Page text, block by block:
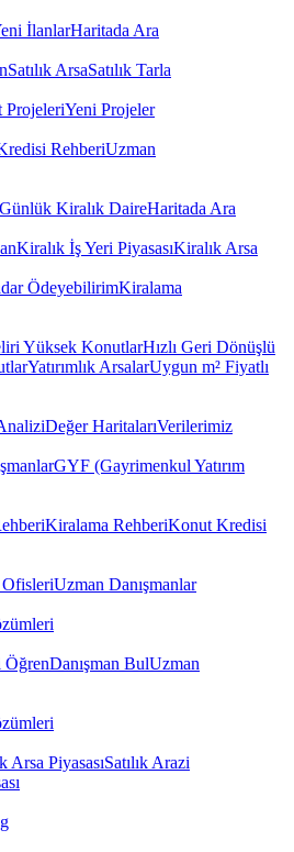
İlanlarHaritada Ara
Satılık ArsaSatılık Tarla
ProjeleriYeni Projeler
RehberiUzman
Günlük Kiralık DaireHaritada Ara
Kiralık İş Yeri PiyasasıKiralık Arsa
ÖdeyebilirimKiralama
Yüksek KonutlarHızlı Geri Dönüşlü
Yatırımlık ArsalarUygun m² Fiyatlı
Değer HaritalarıVerilerimiz
GYF (Gayrimenkul Yatırım
Kiralama RehberiKonut Kredisi
Uzman Danışmanlar
ÖğrenDanışman BulUzman
Arsa PiyasasıSatılık Arazi